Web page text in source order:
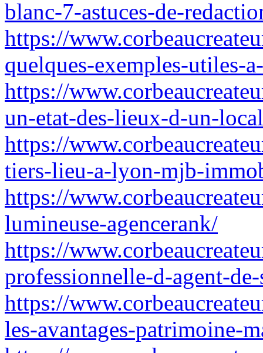
blanc-7-astuces-de-
https://
quelques-exemples-utiles-
https://
un-etat-des-lieux-d-un-
https://
tiers-lieu-a-lyon-mjb-
https://
lumineuse-agencerank/
https://
professionnelle-d-agent-
https://
les-avantages-patrimoine-